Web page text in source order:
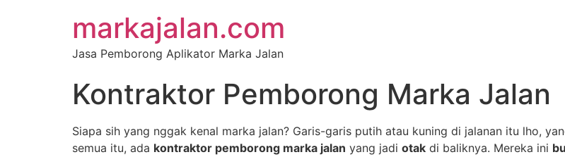
markajalan.com
Jasa Pemborong Aplikator Marka Jalan
Kontraktor Pemborong Marka Jalan
Siapa sih yang nggak kenal marka jalan? Garis-garis putih atau kuning di jalanan itu lho,
semua itu, ada kontraktor pemborong marka jalan yang jadi otak di baliknya. Mereka ini